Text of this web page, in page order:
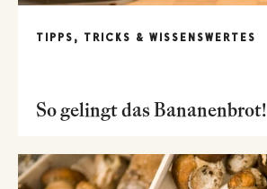
TIPPS, TRICKS & WISSENSWERTES
So gelingt das Bananenbrot!